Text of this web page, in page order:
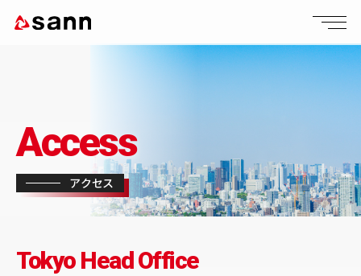
Access
アクセス
Tokyo Head Office